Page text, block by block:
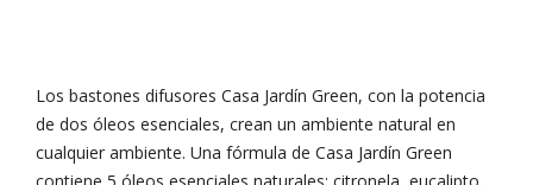
Los bastones difusores Casa Jardín Green, con la potencia
de dos óleos esenciales, crean un ambiente natural en
cualquier ambiente. Una fórmula de Casa Jardín Green